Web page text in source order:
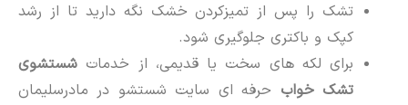
تشک را پس از تمیزکردن خشک نگه دارید تا از رشد
کپک و باکتری جلوگیری شود.
برای لکه های سخت یا قدیمی، از خدمات شستشوی
تشک خوابحرفه ای سایت شستشو در مادرسلیمان